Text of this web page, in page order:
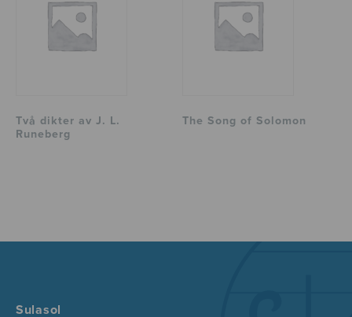
Två dikter av J. L.
Runeberg
The Song of Solomon
Sulasol